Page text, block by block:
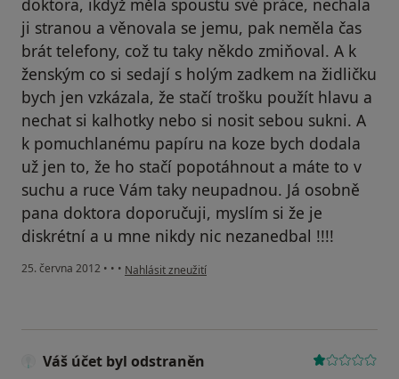
doktora, ikdyž měla spoustu své práce, nechala
ji stranou a věnovala se jemu, pak neměla čas
brát telefony, což tu taky někdo zmiňoval. A k
ženským co si sedají s holým zadkem na židličku
bych jen vzkázala, že stačí trošku použít hlavu a
nechat si kalhotky nebo si nosit sebou sukni. A
k pomuchlanému papíru na koze bych dodala
už jen to, že ho stačí popotáhnout a máte to v
suchu a ruce Vám taky neupadnou. Já osobně
pana doktora doporučuji, myslím si že je
diskrétní a u mne nikdy nic nezanedbal !!!!
25. června 2012 • • • podle názoru uživatele Váš účet byl odstraněn
Nahlásit zneužití
Váš účet byl odstraněn